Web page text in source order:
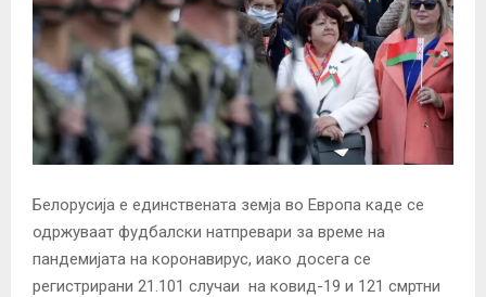
Белорусија е единствената земја во Европа каде се
одржуваат фудбалски натпревари за време на
пандемијата на коронавирус, иако досега се
регистрирани 21.101 случаи на ковид-19 и 121 смртни